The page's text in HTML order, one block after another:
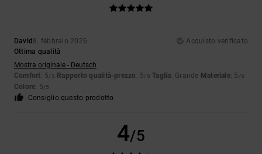
David 8. febbraio 2026
Acquisto verificato
Ottima qualità
Mostra originale - Deutsch
Comfort: 5/5 Rapporto qualità-prezzo : 5/5 Taglia: Grande Materiale: 5 /5
Colore: 5/5
Consiglio questo prodotto
4/5